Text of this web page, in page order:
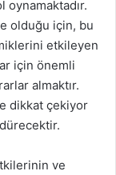
oynamaktadır.
olduğu için, bu
etkileyen
için önemli
almaktır.
dikkat çekiyor
ve